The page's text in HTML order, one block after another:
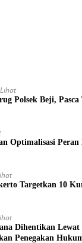
Polsek Beji, Pasca
Optimalisasi
Targetkan 10
Dihentikan Lewat
Penegakan